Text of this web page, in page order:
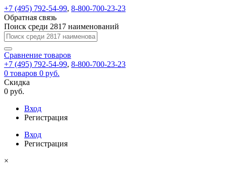
+7 (495) 792-54-99, 8-800-700-23-23
Обратная связь
Поиск среди 2817 наименований
Сравнение товаров
+7 (495) 792-54-99, 8-800-700-23-23
0 товаров 0 руб.
Скидка
0 руб.
Вход
Регистрация
Вход
Регистрация
×